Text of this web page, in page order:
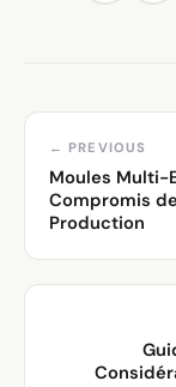
← PREVIOUS
Moules Multi-
Compromis
Production